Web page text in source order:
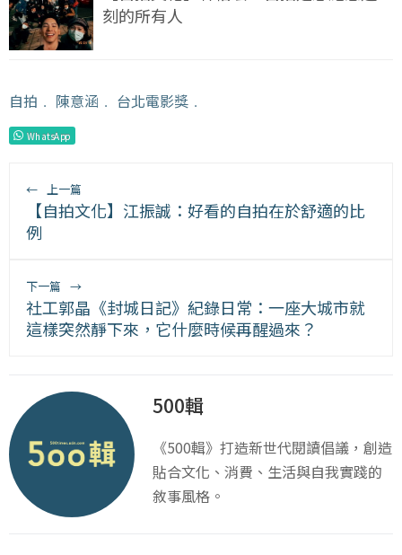
刻的所有人
自拍 ﹒ 陳意涵 ﹒ 台北電影獎 ﹒
WhatsApp
← 上一篇
【自拍文化】江振誠：好看的自拍在於舒適的比
例
下一篇 →
社工郭晶《封城日記》紀錄日常：一座大城市就
這樣突然靜下來，它什麼時候再醒過來？
500輯
《500輯》打造新世代閱讀倡議，創造
貼合文化、消費、生活與自我實踐的
敘事風格。